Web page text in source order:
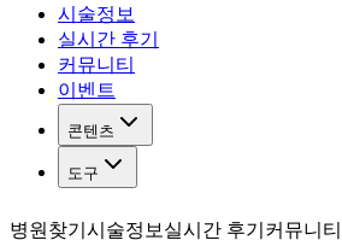
시술정보
실시간 후기
커뮤니티
이벤트
콘텐츠
도구
병원찾기 시술정보 실시간 후기 커뮤니티